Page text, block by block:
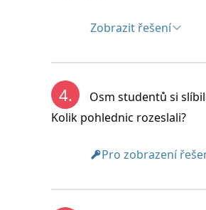
Počet variací s
Zobrazit řešení
Jsou to variace: n = 7,
4.
Osm studentů si
Kolik pohlednic rozeslali?
Pro zobrazení